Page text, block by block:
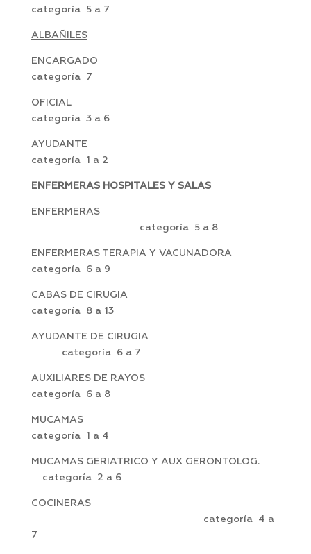
categoría 5 a 7
ALBAÑILES
ENCARGADO
categoría 7
OFICIAL
categoría 3 a 6
AYUDANTE
categoría 1 a 2
ENFERMERAS HOSPITALES Y SALAS
ENFERMERAS
categoría 5 a 8
ENFERMERAS TERAPIA Y VACUNADORA
categoría 6 a 9
CABAS DE CIRUGIA
categoría 8 a 13
AYUDANTE DE CIRUGIA
categoría 6 a 7
AUXILIARES DE RAYOS
categoría 6 a 8
MUCAMAS
categoría 1 a 4
MUCAMAS GERIATRICO Y AUX GERONTOLOG.
categoría 2 a 6
COCINERAS
categoría 4 a
7